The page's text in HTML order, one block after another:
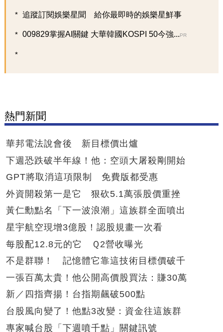
追蹤訂閱娛樂星聞 給你最即時的娛樂星鮮事
009829掌握AI關鍵 大華韓國KOSPI 50今強...PR
熱門新聞
華邦電法說會後 新目標價出爐
下週恐跌破半年線！他：空頭大屠殺剛開始
GPT將取消這項限制 免費版都受惠
外資開殺第一是它 狠砍5.1萬張股價重挫
黃仁勳點名「下一波浪潮」這族群全面噴出
星宇航空現增3億股！認股規畫一次看
每股配12.8元的它 Ｑ2營收曝光
不是群聯！ 記憶體它靠這技術目標價破千
一張百萬太貴！他公開高價股買法：賺30萬
新／四指齊揚！台指期飆破500點
台股風向變了！他點3改變：資金往這族群
專家喊台股「下週噴千點」關鍵訊號